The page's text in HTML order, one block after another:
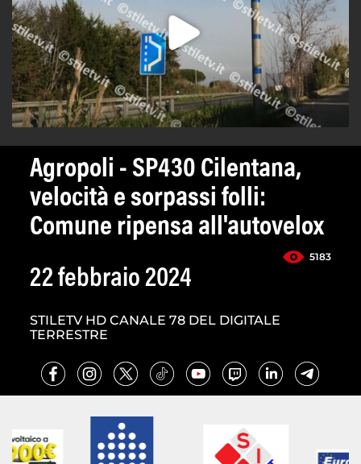
Agropoli - SP430 Cilentana,
velocità e sorpassi folli:
Comune ripensa all'autovelox
5183
22 febbraio 2024
STILETV HD CANALE 78 DEL DIGITALE
TERRESTRE